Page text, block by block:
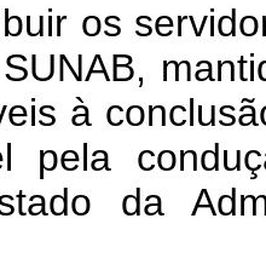
os
à
pela
da